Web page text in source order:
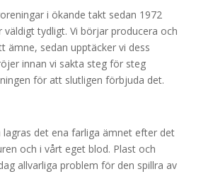
i ökande takt sedan 1972
tydligt. Vi börjar producera och
ämne, sedan upptäcker vi dess
innan vi sakta steg för steg
för att slutligen förbjuda det.
lagras det ena farliga ämnet efter det
och i vårt eget blod. Plast och
allvarliga problem för den spillra av